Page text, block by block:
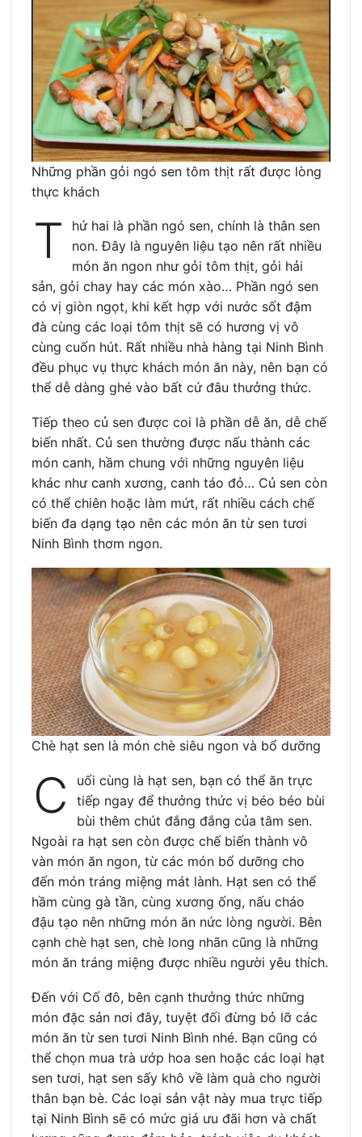
Những phần gỏi ngó sen tôm thịt rất được lòng
thực khách
T
hứ hai là phần ngó sen, chính là thân sen
non. Đây là nguyên liệu tạo nên rất nhiều
món ăn ngon như gỏi tôm thịt, gỏi hải
sản, gỏi chay hay các món xào… Phần ngó sen
có vị giòn ngọt, khi kết hợp với nước sốt đậm
đà cùng các loại tôm thịt sẽ có hương vị vô
cùng cuốn hút. Rất nhiều nhà hàng tại Ninh Bình
đều phục vụ thực khách món ăn này, nên bạn có
thể dễ dàng ghé vào bất cứ đâu thưởng thức.
Tiếp theo củ sen được coi là phần dễ ăn, dễ chế
biến nhất. Củ sen thường được nấu thành các
món canh, hầm chung với những nguyên liệu
khác như canh xương, canh táo đỏ… Củ sen còn
có thể chiên hoặc làm mứt, rất nhiều cách chế
biến đa dạng tạo nên các món ăn từ sen tươi
Ninh Bình thơm ngon.
Chè hạt sen là món chè siêu ngon và bổ dưỡng
C
uối cùng là hạt sen, bạn có thể ăn trực
tiếp ngay để thưởng thức vị béo béo bùi
bùi thêm chút đắng đắng của tâm sen.
Ngoài ra hạt sen còn được chế biến thành vô
vàn món ăn ngon, từ các món bổ dưỡng cho
đến món tráng miệng mát lành. Hạt sen có thể
hầm cùng gà tần, cùng xương ống, nấu cháo
đậu tạo nên những món ăn nức lòng người. Bên
cạnh chè hạt sen, chè long nhãn cũng là những
món ăn tráng miệng được nhiều người yêu thích.
Đến với Cố đô, bên cạnh thưởng thức những
món đặc sản nơi đây, tuyệt đối đừng bỏ lỡ các
món ăn từ sen tươi Ninh Bình nhé. Bạn cũng có
thể chọn mua trà ướp hoa sen hoặc các loại hạt
sen tươi, hạt sen sấy khô về làm quà cho người
thân bạn bè. Các loại sản vật này mua trực tiếp
tại Ninh Bình sẽ có mức giá ưu đãi hơn và chất